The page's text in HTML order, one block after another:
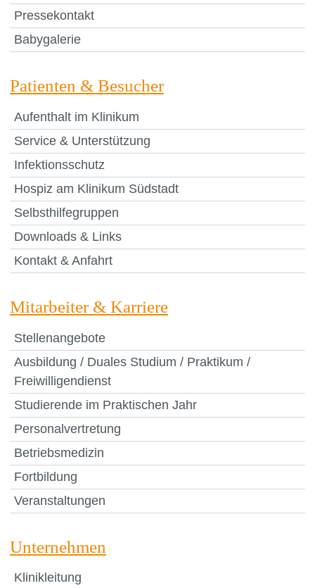
Pressekontakt
Babygalerie
Patienten & Besucher
Aufenthalt im Klinikum
Service & Unterstützung
Infektionsschutz
Hospiz am Klinikum Südstadt
Selbsthilfegruppen
Downloads & Links
Kontakt & Anfahrt
Mitarbeiter & Karriere
Stellenangebote
Ausbildung / Duales Studium / Praktikum /
Freiwilligendienst
Studierende im Praktischen Jahr
Personalvertretung
Betriebsmedizin
Fortbildung
Veranstaltungen
Unternehmen
Klinikleitung